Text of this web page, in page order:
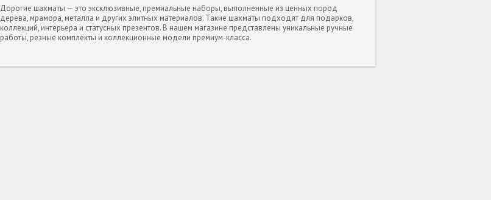
Дорогие шахматы — это эксклюзивные, премиальные наборы, выполненные из ценных пород
дерева, мрамора, металла и других элитных материалов. Такие шахматы подходят для подарков,
коллекций, интерьера и статусных презентов. В нашем магазине представлены уникальные ручные
работы, резные комплекты и коллекционные модели премиум-класса.